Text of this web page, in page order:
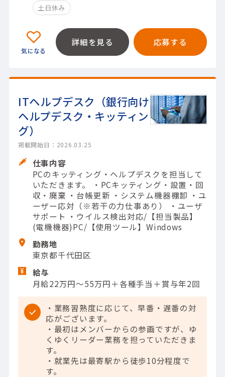
土日休み
詳細を見る 応募する
ITヘルプデスク（銀行向け
ヘルプデスク・キッティン
グ）
掲載開始日：2026.03.25
仕事内容
PCのキッティング・ヘルプデスクを担当して
いただきます。 ・PCキッティング・設置・回
収・廃棄 ・台帳更新 ・システム機器棚卸 ・ユ
ーザー応対（※若干の力仕事あり） ・ユーザ
サポート ・ウイルス検出対応/【担当製品】
(電機機器)PC/【使用ツール】Windows
勤務地
東京都千代田区
給与
月給22万円～55万円＋各種手当＋賞与年2回
・業務習熟度に応じて、早番・遅番の対
応がございます。
・最初はメンバーからの参画ですが、ゆ
くゆくリーダー業務を担っていただきま
す。
・就業先は最寄駅から徒歩10分程度で
す。